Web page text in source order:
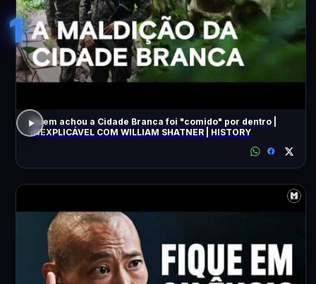
1
Quem achou a Cidade Branca foi "comido" por dentro |
INEXPLICÁVEL COM WILLIAM SHATNER | HISTORY